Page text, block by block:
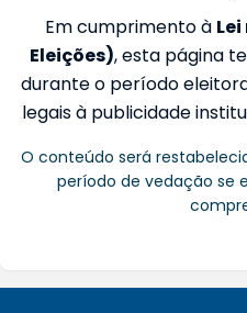
Em cumprimento à
Eleições), esta página
durante o período
legais à publicidade
O conteúdo será
período de vedação se